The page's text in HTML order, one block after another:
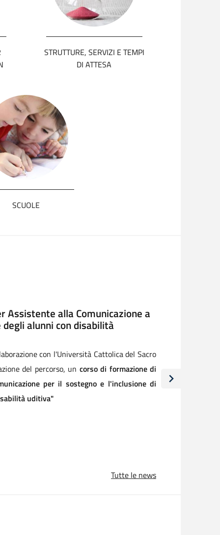
STRUTTURE, SERVIZI E TEMPI
DI ATTESA
SCUOLE
-area controlli-. XV° rapporto
di Legambiente
Tutte le news